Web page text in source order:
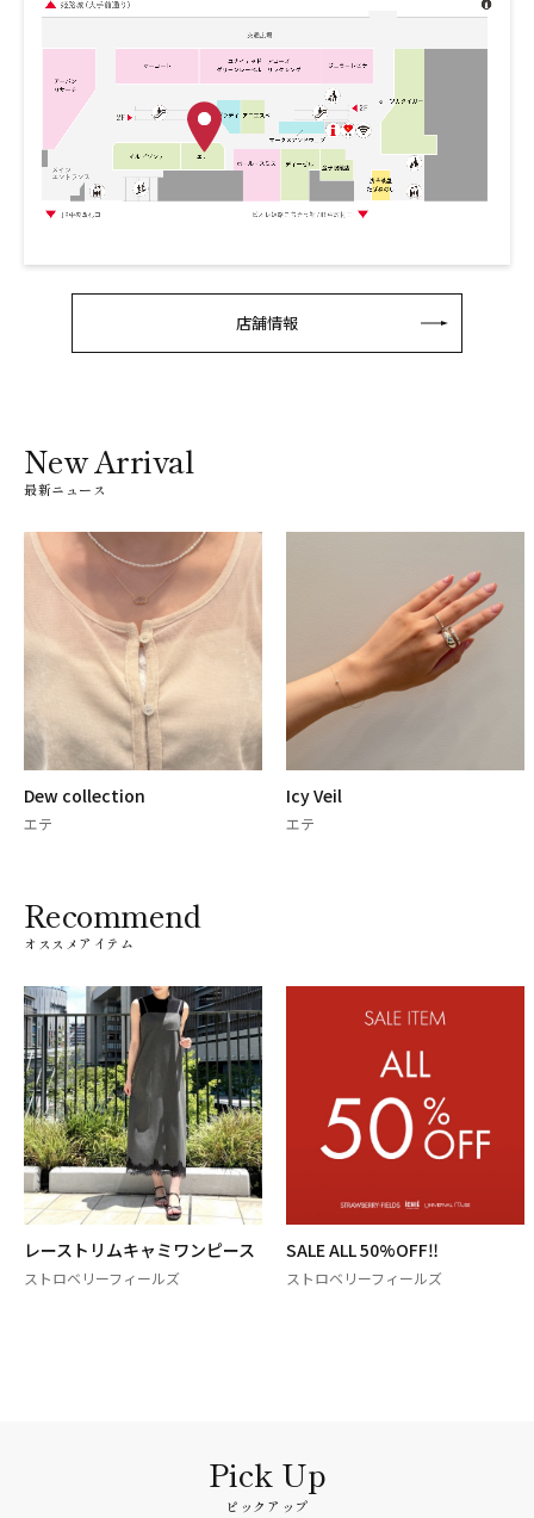
店舗情報
New Arrival
最新ニュース
Dew collection
エテ
Icy Veil
エテ
Recommend
オススメアイテム
レーストリムキャミワンピース
ストロベリーフィールズ
SALE ALL 50%OFF‼️
ストロベリーフィールズ
ピックアップ